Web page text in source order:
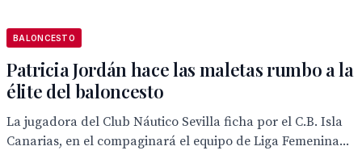
BALONCESTO
Patricia Jordán hace las maletas rumbo a la
élite del baloncesto
La jugadora del Club Náutico Sevilla ficha por el C.B. Isla
Canarias, en el compaginará el equipo de Liga Femenina...